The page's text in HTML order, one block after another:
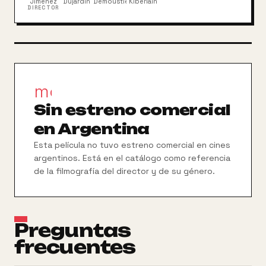
DIRECTOR
movie_filter
Sin estreno comercial
en Argentina
Esta película no tuvo estreno comercial en cines
argentinos. Está en el catálogo como referencia
de la filmografía del director y de su género.
Preguntas
frecuentes